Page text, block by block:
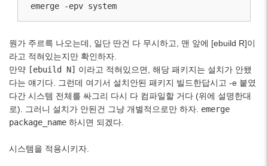
emerge -epv system
뭔가 주르륵 나오는데, 일단 딴건 다 무시하고, 맨 앞에 [ebuild R]이
라고 적혀있는지만 확인하자.
만약 [ebuild N] 이라고 적혀있으면, 해당 패키지는 설치가 안됐
다는 얘기다. 그런데 여기서 설치안된 패키지 빌드한답시고 -e 붙였
다간 시스템 전체를 싸그리 다시 다 컴파일할 거다 (위에 설명한대
로). 그러니 설치가 안된건 그냥 개별적으로만 하자. emerge
package_name 하시면 되겠다.
시스템을 적용시키자.